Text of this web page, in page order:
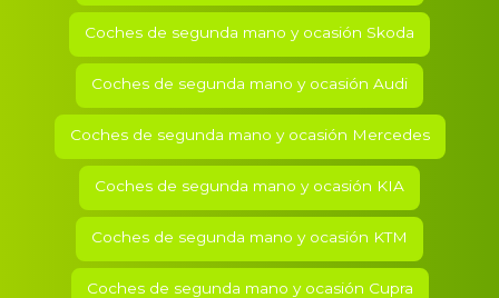
Coches de segunda mano y ocasión Skoda
Coches de segunda mano y ocasión Audi
Coches de segunda mano y ocasión Mercedes
Coches de segunda mano y ocasión KIA
Coches de segunda mano y ocasión KTM
Coches de segunda mano y ocasión Cupra